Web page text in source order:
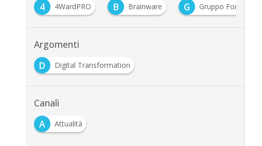
4 4WardPRO B Brainware G Gruppo Formula
Argomenti
D
Digital Transformation
Canali
A
Attualità